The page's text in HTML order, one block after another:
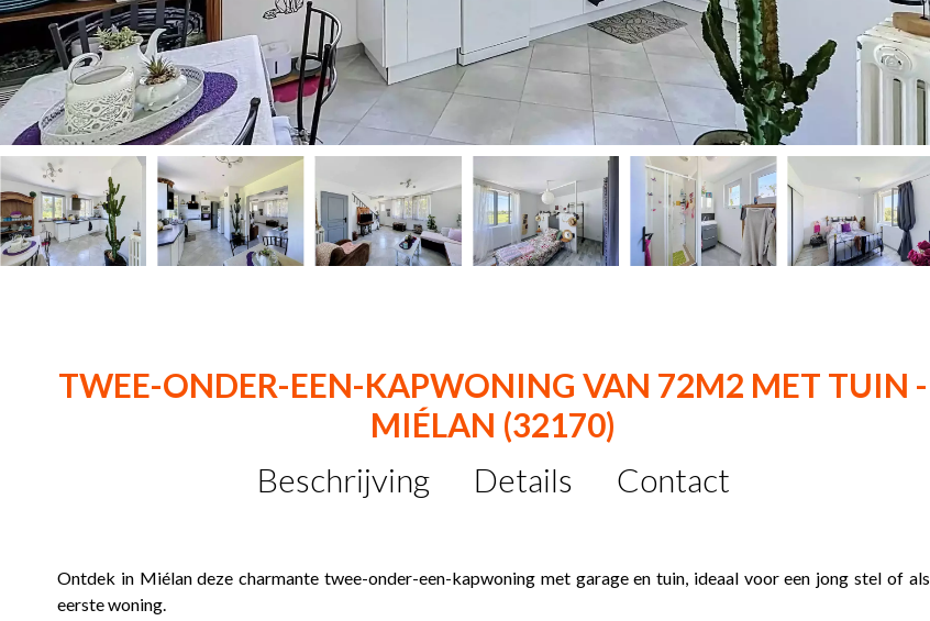
TWEE-ONDER-EEN-KAPWONING VAN 72M2 MET TUIN -
MIÉLAN (32170)
Beschrijving
Details Contact
Ontdek in Miélan deze charmante twee-onder-een-kapwoning met garage en tuin, ideaal voor een jong stel of als
eerste woning.